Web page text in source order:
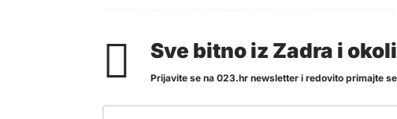
Sve bitno iz Zadra i
Prijavite se na 023.hr newsletter i redovito primajte